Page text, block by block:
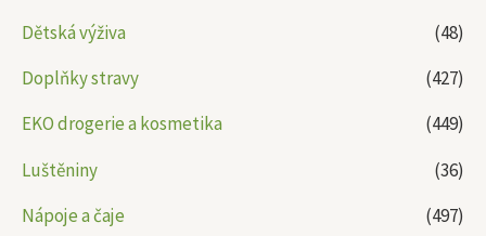
Dětská výživa
(48)
Doplňky stravy
(427)
EKO drogerie a kosmetika
(449)
Luštěniny
(36)
Nápoje a čaje
(497)